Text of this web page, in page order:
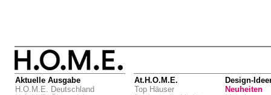
Aktuelle Ausgabe
H.O.M.E. Deutschland
At.H.O.M.E.
Top Häuser
Design-
Neuheiten